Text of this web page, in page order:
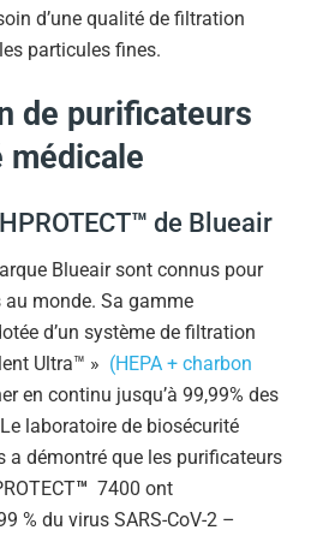
d’une qualité de filtration
particules fines.
de purificateurs
médicale
™ de Blueair
Blueair sont connus pour
monde. Sa gamme
d’un système de filtration
Ultra™ » (HEPA + charbon
en continu jusqu’à 99,99% des
laboratoire de biosécurité
a démontré que les purificateurs
™ 7400 ont
% du virus SARS-CoV-2 –